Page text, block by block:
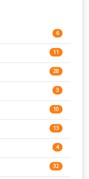
3
169
7
4
133
146
231
134
6
11
28
3
10
13
4
32